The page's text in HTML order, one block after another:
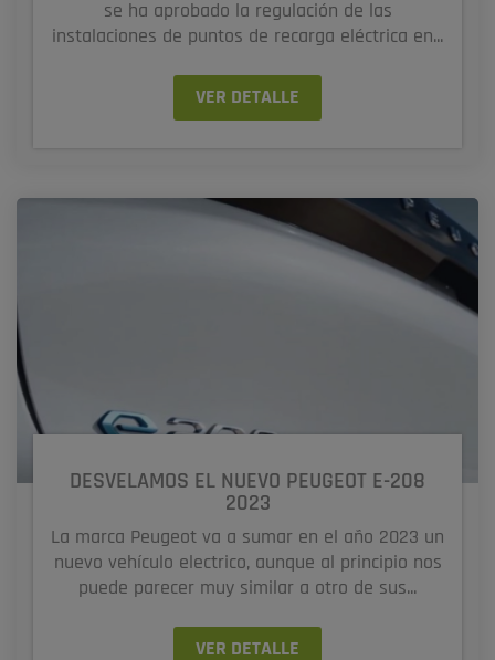
se ha aprobado la regulación de las
instalaciones de puntos de recarga eléctrica en...
VER DETALLE
DESVELAMOS EL NUEVO PEUGEOT E-208
2023
La marca Peugeot va a sumar en el año 2023 un
nuevo vehículo electrico, aunque al principio nos
puede parecer muy similar a otro de sus...
VER DETALLE